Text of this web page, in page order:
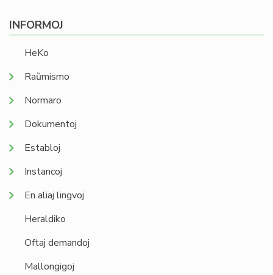
INFORMOJ
HeKo
Raŭmismo
Normaro
Dokumentoj
Establoj
Instancoj
En aliaj lingvoj
Heraldiko
Oftaj demandoj
Mallongigoj